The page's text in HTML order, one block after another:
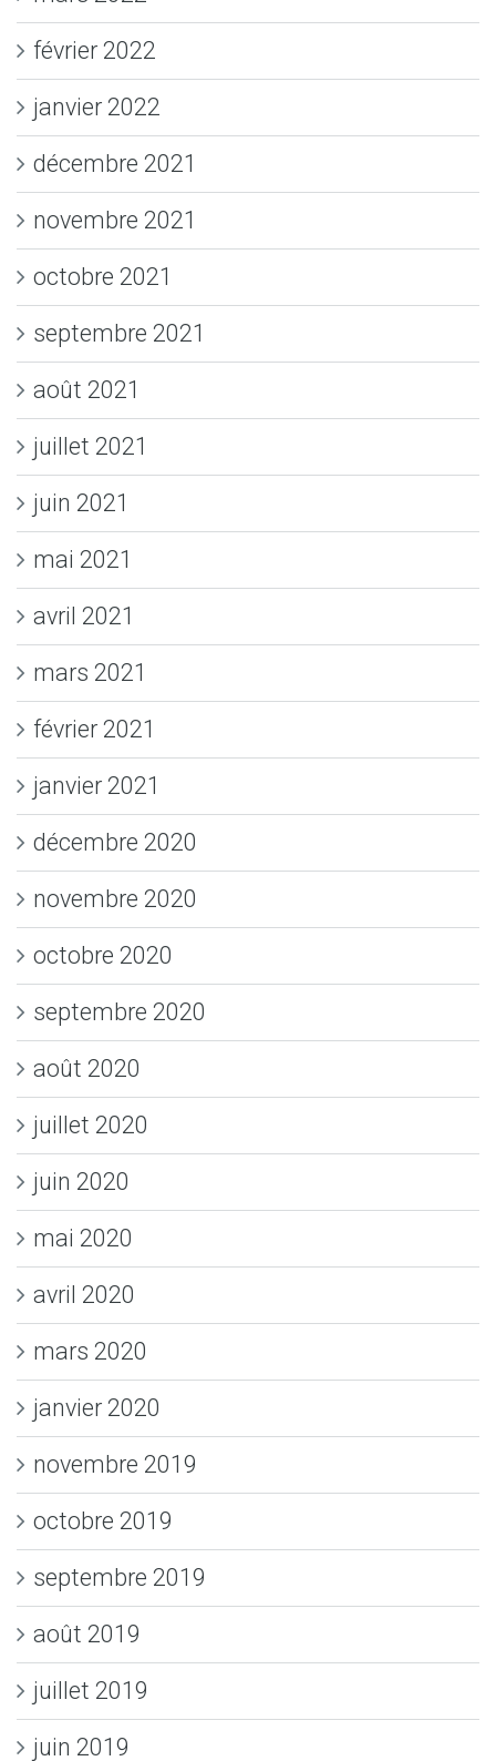
février 2022
janvier 2022
décembre 2021
novembre 2021
octobre 2021
septembre 2021
août 2021
juillet 2021
juin 2021
mai 2021
avril 2021
mars 2021
février 2021
janvier 2021
décembre 2020
novembre 2020
octobre 2020
septembre 2020
août 2020
juillet 2020
juin 2020
mai 2020
avril 2020
mars 2020
janvier 2020
novembre 2019
octobre 2019
septembre 2019
août 2019
juillet 2019
juin 2019